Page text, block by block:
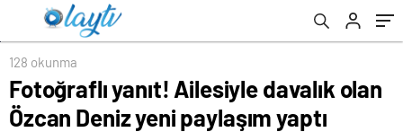
128 okunma
Fotoğraflı yanıt! Ailesiyle davalık olan
Özcan Deniz yeni paylaşım yaptı